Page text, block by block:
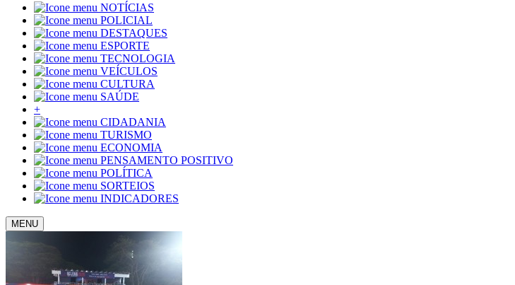
NOTÍCIAS
POLICIAL
DESTAQUES
ESPORTE
TECNOLOGIA
VEÍCULOS
CULTURA
SAÚDE
+
CIDADANIA
TURISMO
ECONOMIA
PENSAMENTO POSITIVO
POLÍTICA
SORTEIOS
INDICADORES
MENU